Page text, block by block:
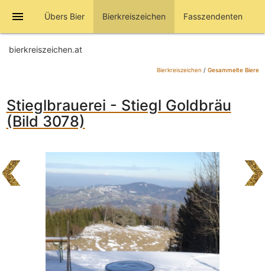
menu Übers Bier Bierkreiszeichen Fasszendenten
bierkreiszeichen.at
Bierkreiszeichen / Gesammelte Biere
Stieglbrauerei - Stiegl Goldbräu
(Bild 3078)